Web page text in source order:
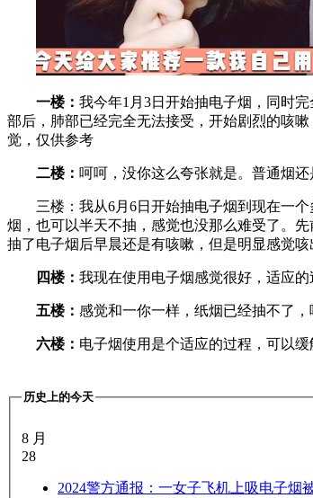
一楼： 我今年1月3日开始抽电子烟，同时
部后，肺部已经完全无法接受，开始剧烈的咳
觉，仅供参考
二楼： 呵呵，没你这么夸张就是。普通烟
三楼：我从6月6日开始抽电子烟到现在一
烟，也可以半天不抽，感觉也没那么难受了。
抽了电子烟后早晨还是有咳嗽，但是明显感觉
四楼： 我现在使用电子烟感觉很好，适应
五楼： 感觉和一你一样，纸烟已经抽不了，
六楼： 电子烟使用是个适应的过程，可以
历史上的今天
8 月
28
2024警方通报：一女子飞机上吸电子烟